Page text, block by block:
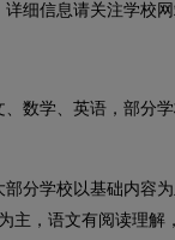
细信息请关注学校
学、英语，部分学
学校以基础内容为
主，语文有阅读理解